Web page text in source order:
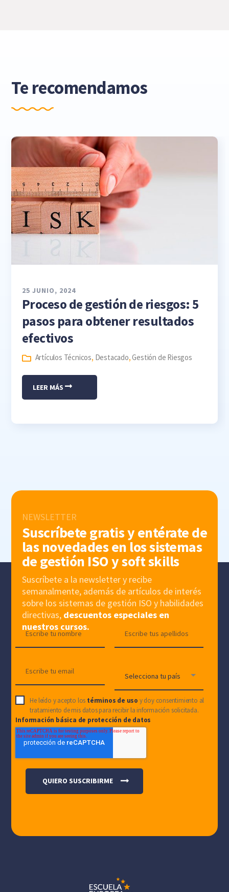
Te recomendamos
25 JUNIO, 2024
Proceso de gestión de riesgos: 5
pasos para obtener resultados
efectivos
Artículos Técnicos, Destacado,Gestión de Riesgos
LEER MÁS
NEWSLETTER
Suscríbete gratis y entérate de
las novedades en los sistemas
de gestión ISO y soft skills
Suscríbete a la newsletter y recibe
semanalmente, además de artículos de interés
sobre los sistemas de gestión ISO y habilidades
directivas, descuentos especiales en
nuestros cursos.
He leído y acepto los términos de uso y doy consentimiento al
tratamiento de mis datos para recibir la información solicitada.
Información básica de protección de datos